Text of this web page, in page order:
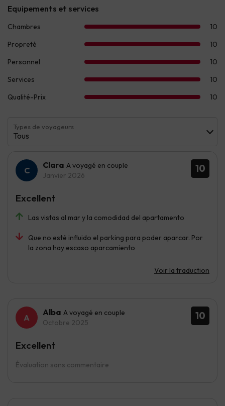
Types de voyageurs
Tous
10
Clara A voyagé en couple
Janvier 2026
Las vistas al mar y la comodidad del apartamento
Que no esté influido el parking para poder aparcar. Por
la zona hay escaso aparcamiento
Voir la traduction
Excellent
10
Alba A voyagé en couple
Octobre 2025
Évaluation sans commentaire
Excellent